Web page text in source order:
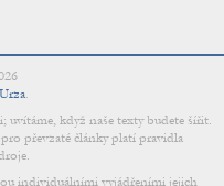
Urza.
uvítáme, když naše texty budete šířit.
převzaté články platí pravidla
individuálními vyjádřeními jejich